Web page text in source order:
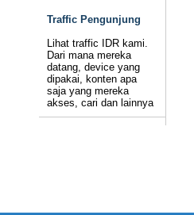
Traffic Pengunjung
Lihat traffic IDR kami.
Dari mana mereka
datang, device yang
dipakai, konten apa
saja yang mereka
akses, cari dan lainnya